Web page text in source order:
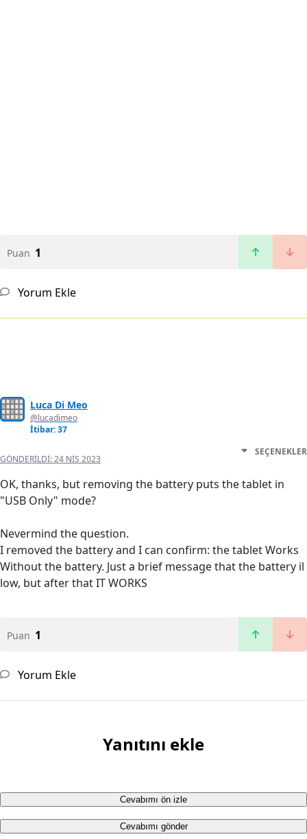
Puan 1
Yorum Ekle
Luca Di Meo
@lucadimeo
İtibar: 37
GÖNDERILDI:24 NIS 2023
SEÇENEKLER
OK, thanks, but removing the battery puts the tablet in
"USB Only" mode?
Nevermind the question.
I removed the battery and I can confirm: the tablet Works
Without the battery. Just a brief message that the battery il
low, but after that IT WORKS
Puan 1
Yorum Ekle
Yanıtını ekle
Cevabımı ön izle
Cevabımı gönder